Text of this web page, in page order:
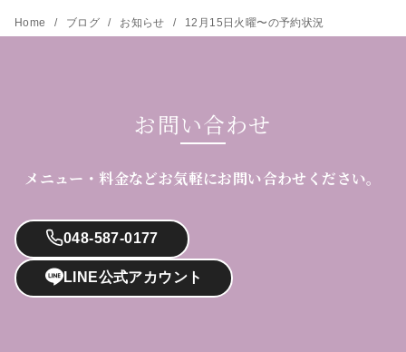
Home ブログ お知らせ 12月15日火曜〜の予約状況
お問い合わせ
メニュー・料金などお気軽にお問い合わせください。
048-587-0177
LINE公式アカウント